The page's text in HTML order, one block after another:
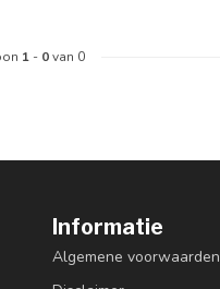
1 - 0van 0
Informatie
Algemene voorwaarden